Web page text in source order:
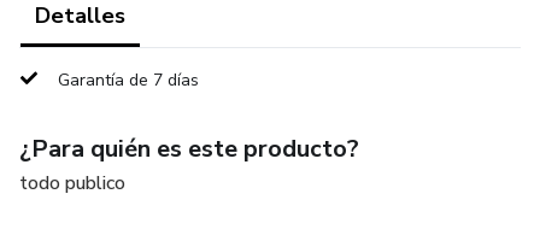
Lista de alimentos y nutrientes clave antiestrés
Plan semanal basado en ingredientes locales
Checklist de hábitos diarios + lista de compras imprimible
Detalles
Garantía de 7 días
¿Para quién es este producto?
todo publico